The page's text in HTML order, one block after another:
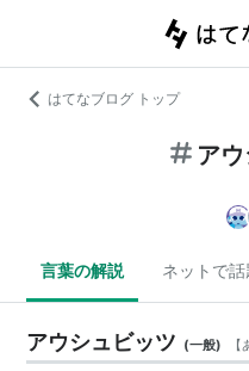
はてなブログ トップ
ア
言葉の解説 ネットで話
アウシュビッツ (一般) 【